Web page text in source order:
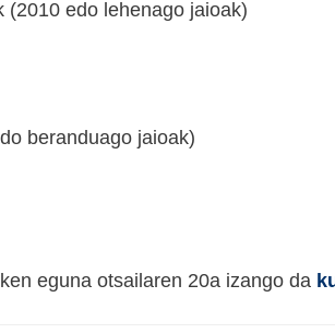
(2010 edo lehenago jaioak)
beranduago jaioak)
eguna otsailaren 20a izango da